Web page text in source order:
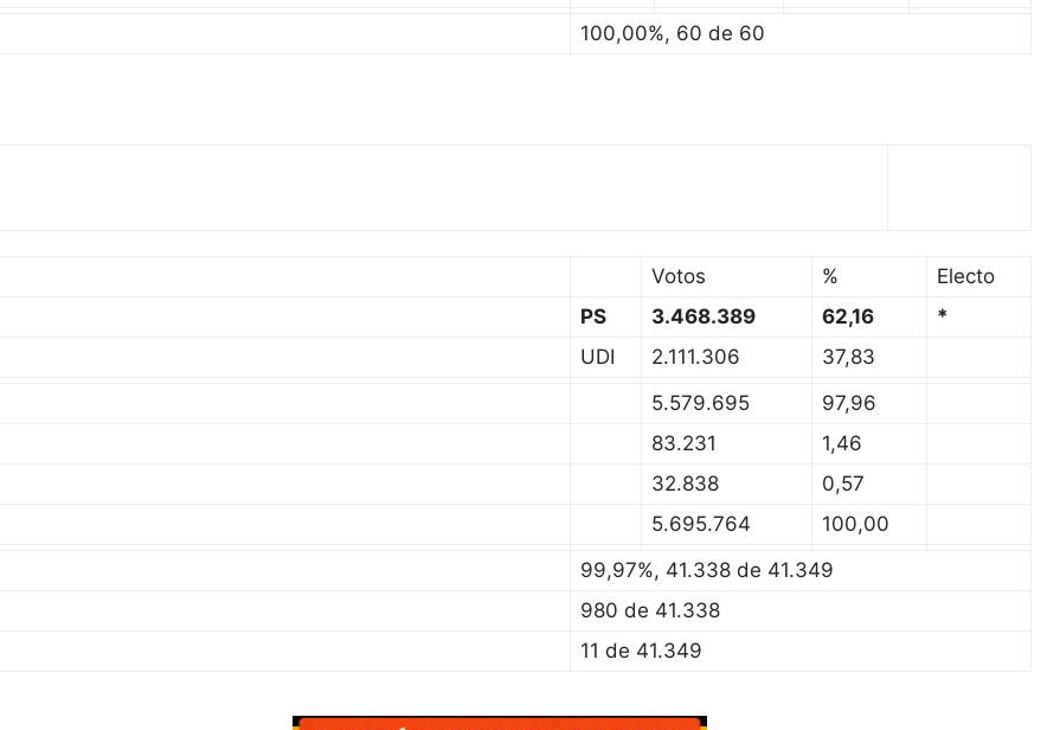
100,00%, 60 de 60
Votos %
Electo
PS 3.468.389 62,16
*
UDI 2.111.306
37,83
5.579.695
97,96
83.231
1,46
32.838
0,57
5.695.764
100,00
99,97%, 41.338 de 41.349
980 de 41.338
11 de 41.349